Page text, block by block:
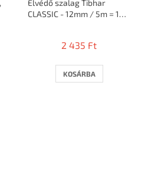
Élvédő szalag Tibhar
CLASSIC - 12mm / 5m = 10
2 435 Ft
KOSÁRBA